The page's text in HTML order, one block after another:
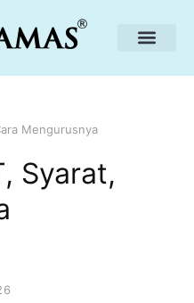
Mengurusnya
Syarat,